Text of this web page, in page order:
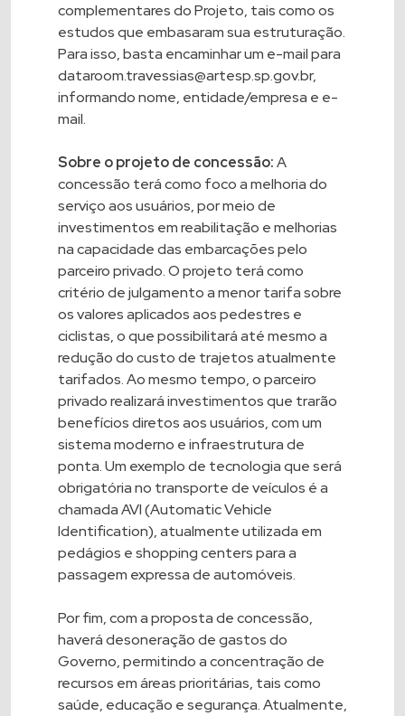
complementares do Projeto, tais como os
estudos que embasaram sua estruturação.
Para isso, basta encaminhar um e-mail para
dataroom.travessias@artesp.sp.gov.br,
informando nome, entidade/empresa e e-
mail.
Sobre o projeto de concessão:A
concessão terá como foco a melhoria do
serviço aos usuários, por meio de
investimentos em reabilitação e melhorias
na capacidade das embarcações pelo
parceiro privado. O projeto terá como
critério de julgamento a menor tarifa sobre
os valores aplicados aos pedestres e
ciclistas, o que possibilitará até mesmo a
redução do custo de trajetos atualmente
tarifados. Ao mesmo tempo, o parceiro
privado realizará investimentos que trarão
benefícios diretos aos usuários, com um
sistema moderno e infraestrutura de
ponta. Um exemplo de tecnologia que será
obrigatória no transporte de veículos é a
chamada AVI (Automatic Vehicle
Identification), atualmente utilizada em
pedágios e shopping centers para a
passagem expressa de automóveis.
Por fim, com a proposta de concessão,
haverá desoneração de gastos do
Governo, permitindo a concentração de
recursos em áreas prioritárias, tais como
saúde, educação e segurança. Atualmente,